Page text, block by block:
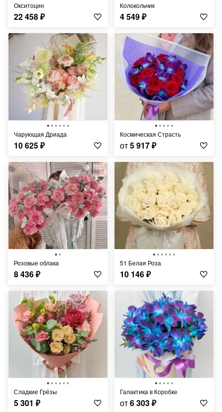
Окситоцин
22 458₽
Колокольчик
4 549₽
Чарующая Дриада
10 625₽
Космическая Страсть
от5 917₽
Розовые облака
8 436₽
51 Белая Роза
10 146₽
Сладкие Грёзы
5 301 ₽
Галактика в Коробке
от6 303₽